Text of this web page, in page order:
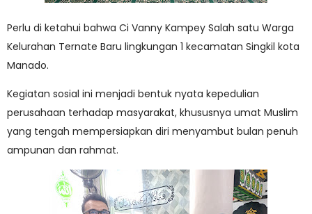
Perlu di ketahui bahwa Ci Vanny Kampey Salah satu Warga
Kelurahan Ternate Baru lingkungan 1 kecamatan Singkil kota
Manado.
Kegiatan sosial ini menjadi bentuk nyata kepedulian
perusahaan terhadap masyarakat, khususnya umat Muslim
yang tengah mempersiapkan diri menyambut bulan penuh
ampunan dan rahmat.